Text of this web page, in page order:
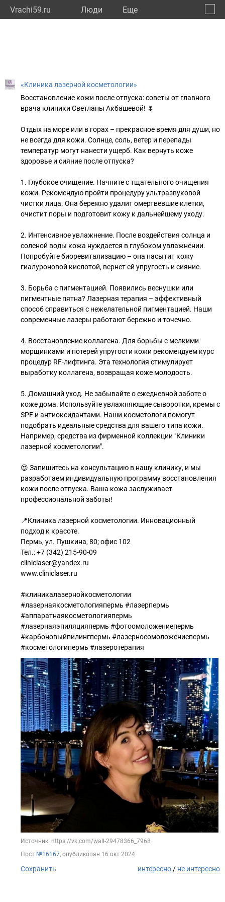
Vrachi59.ru Люди Eще
«Клиника лазерной косметологии»
Восстановление кожи после отпуска: советы от главного
врача клиники Светланы Акбашевой! 🌷
Отдых на море или в горах – прекрасное время для души, но
не всегда для кожи. Солнце, соль, ветер и перепады
температур могут нанести ущерб. Как вернуть коже
здоровье и сияние после отпуска?
1. Глубокое очищение. Начните с тщательного очищения
кожи. Рекомендую пройти процедуру ультразвуковой
чистки лица. Она бережно удалит омертвевшие клетки,
очистит поры и подготовит кожу к дальнейшему уходу.
2. Интенсивное увлажнение. После воздействия солнца и
соленой воды кожа нуждается в глубоком увлажнении.
Попробуйте биоревитализацию – она насытит кожу
гиалуроновой кислотой, вернет ей упругость и сияние.
3. Борьба с пигментацией. Появились веснушки или
пигментные пятна? Лазерная терапия – эффективный
способ справиться с нежелательной пигментацией. Наши
современные лазеры работают бережно и точечно.
4. Восстановление коллагена. Для борьбы с мелкими
морщинками и потерей упругости кожи рекомендуем курс
процедур RF-лифтинга. Эта технология стимулирует
выработку коллагена, возвращая коже молодость.
5. Домашний уход. Не забывайте о ежедневной заботе о
коже дома. Используйте увлажняющие сыворотки, кремы с
SPF и антиоксидантами. Наши косметологи помогут
подобрать идеальные средства для вашего типа кожи.
Например, средства из фирменной коллекции "Клиники
лазерной косметологии".
😍 Запишитесь на консультацию в нашу клинику, и мы
разработаем индивидуальную программу восстановления
кожи после отпуска. Ваша кожа заслуживает
профессиональной заботы!
📍Клиника лазерной косметологии. Инновационный
подход к красоте.
Пермь, ул. Пушкина, 80; офис 102
Тел.: +7 (342) 215-90-09
cliniclaser@yandex.ru
www.cliniclaser.ru
#клиникалазернойкосметологии
#лазернаякосметологияпермь #лазерпермь
#аппаратнаякосметологияпермь
#лазернаяэпиляцияпермь #фотоомоложениепермь
#карбоновыйпилингпермь #лазерноеомоложениепермь
#косметологипермь #лазеротерапия
Источник: https://vk.com/wall-29478366_7968
Пост №16167, опубликован 16 окт 2024
Сохранить интересно / не интересно